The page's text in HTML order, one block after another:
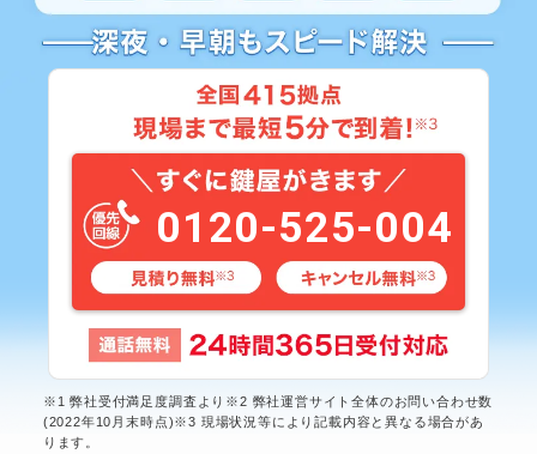
0120-525-004
※1 弊社受付満足度調査より※2 弊社運営サイト全体のお問い合わせ数
(2022年10月末時点)※3 現場状況等により記載内容と異なる場合があ
ります。